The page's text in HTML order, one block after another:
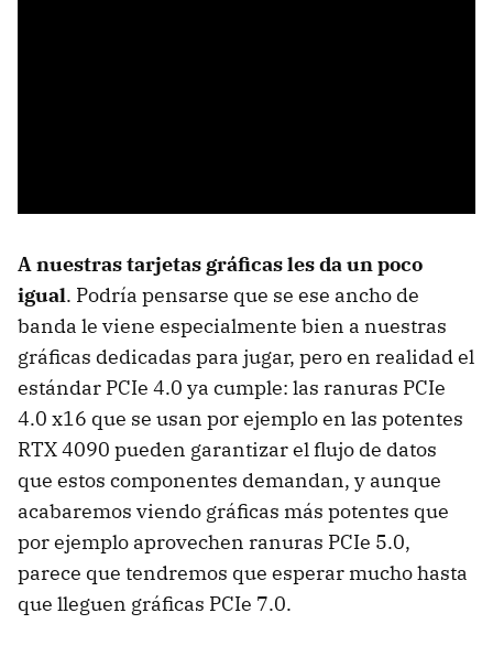
A nuestras tarjetas gráficas les da un poco
igual. Podría pensarse que se ese ancho de
banda le viene especialmente bien a nuestras
gráficas dedicadas para jugar, pero en realidad el
estándar PCIe 4.0 ya cumple: las ranuras PCIe
4.0 x16 que se usan por ejemplo en las potentes
RTX 4090 pueden garantizar el flujo de datos
que estos componentes demandan, y aunque
acabaremos viendo gráficas más potentes que
por ejemplo aprovechen ranuras PCIe 5.0,
parece que tendremos que esperar mucho hasta
que lleguen gráficas PCIe 7.0.